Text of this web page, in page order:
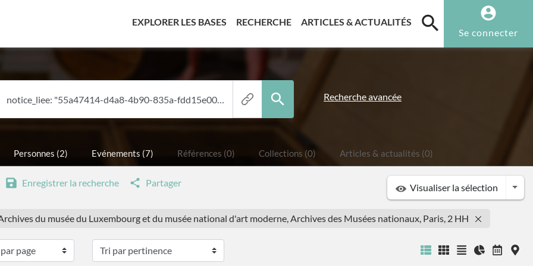
EXPLORER LES BASES (CURRENT)
RECHERCHE(CURRENT)
ARTICLES & ACTUALITÉS (CURRENT)
Se connecter
Recherche avancée
Personnes (2) Evénements (7) Références (0) Collections (0) Articles & actualités (0)
Enregistrer la recherche Partager Visualiser la sélection
du musée du Luxembourg et du musée national d'art moderne, Archives des Musées nationaux, Paris, 2 HH